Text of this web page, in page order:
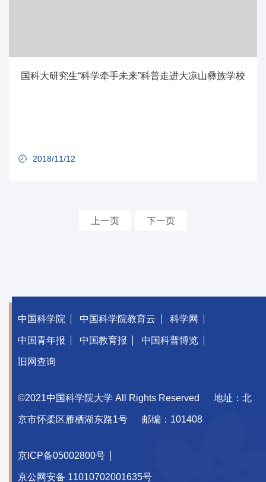
国科大研究生“科学牵手未来”科普走进大凉山彝族学校
2018/11/12
上一页 下一页
中国科学院 中国科学院教育云 科学网
中国青年报 中国教育报 中国科普博览
旧网查询
©2021中国科学院大学 All Rights Reserved 地址：北
京市怀柔区雁栖湖东路1号 邮编：101408
京ICP备05002800号
京公网安备 11010702001635号